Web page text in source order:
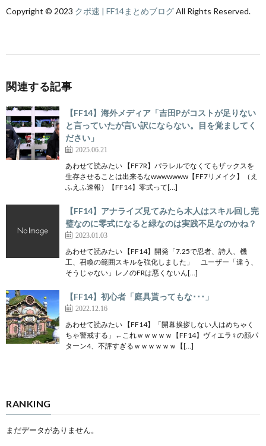
Copyright © 2023 クポ速 | FF14まとめブログAll Rights Reserved.
関連する記事
【FF14】海外メディア「吉田Pがコストが足りない
と言っていたが言い訳にならない。目を覚ましてく
ださい」
2025.06.21
あわせて読みたい 【FF7R】パラレルでなくてもザックスを
生存させることは出来るなwwwwwww【FF7リメイク】（え
ふえふ速報）【FF14】零式って[…]
【FF14】アナライズ見てみたら木人はスキル回し完
璧なのに零式になると緑なのは実践不足なのかね？
2023.01.03
あわせて読みたい 【FF14】開発「7.25で忍者、詩人、機
工、召喚の範囲スキルを強化しました」 ユーザー「違う、
そうじゃない」レノのFRは悪くないん[…]
【FF14】初心者「庭具貰ってもな･･･」
2022.12.16
あわせて読みたい 【FF14】「開幕挨拶しない人はめちゃく
ちゃ警戒する」←これｗｗｗｗｗ【FF14】ヴィエラ♀の顔パ
ターン4、不評すぎるｗｗｗｗｗｗ【[…]
RANKING
まだデータがありません。